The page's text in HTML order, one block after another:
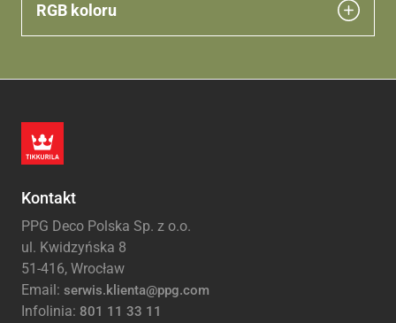
RGB koloru
Kontakt
PPG Deco Polska Sp. z o.o.
ul. Kwidzyńska 8
51-416, Wrocław
Email: serwis.klienta@ppg.com
Infolinia: 801 11 33 11